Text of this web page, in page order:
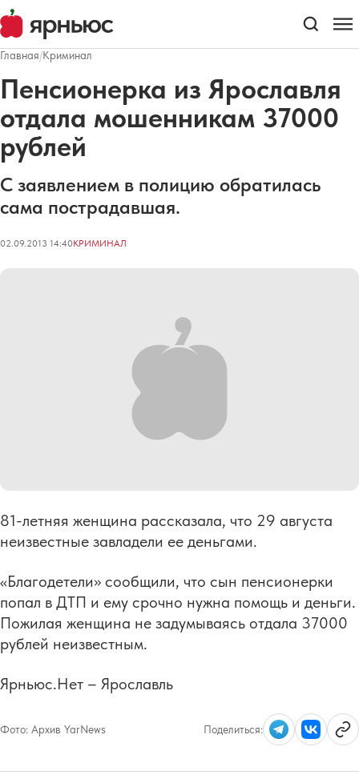
Главная/Криминал
Пенсионерка из Ярославля
отдала мошенникам 37000
рублей
С заявлением в полицию обратилась
сама пострадавшая.
02.09.2013 14:40КРИМИНАЛ
81-летняя женщина рассказала, что 29 августа
неизвестные завладели ее деньгами.
«Благодетели» сообщили, что сын пенсионерки
попал в ДТП и ему срочно нужна помощь и деньги.
Пожилая женщина не задумываясь отдала 37000
рублей неизвестным.
Ярньюс.Нет – Ярославль
Фото: Архив YarNews Поделиться: